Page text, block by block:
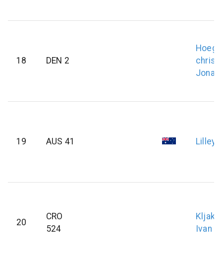
18 DEN 2
Jonas
19 AUS 41 Lilley
20
CRO
524
Ivan